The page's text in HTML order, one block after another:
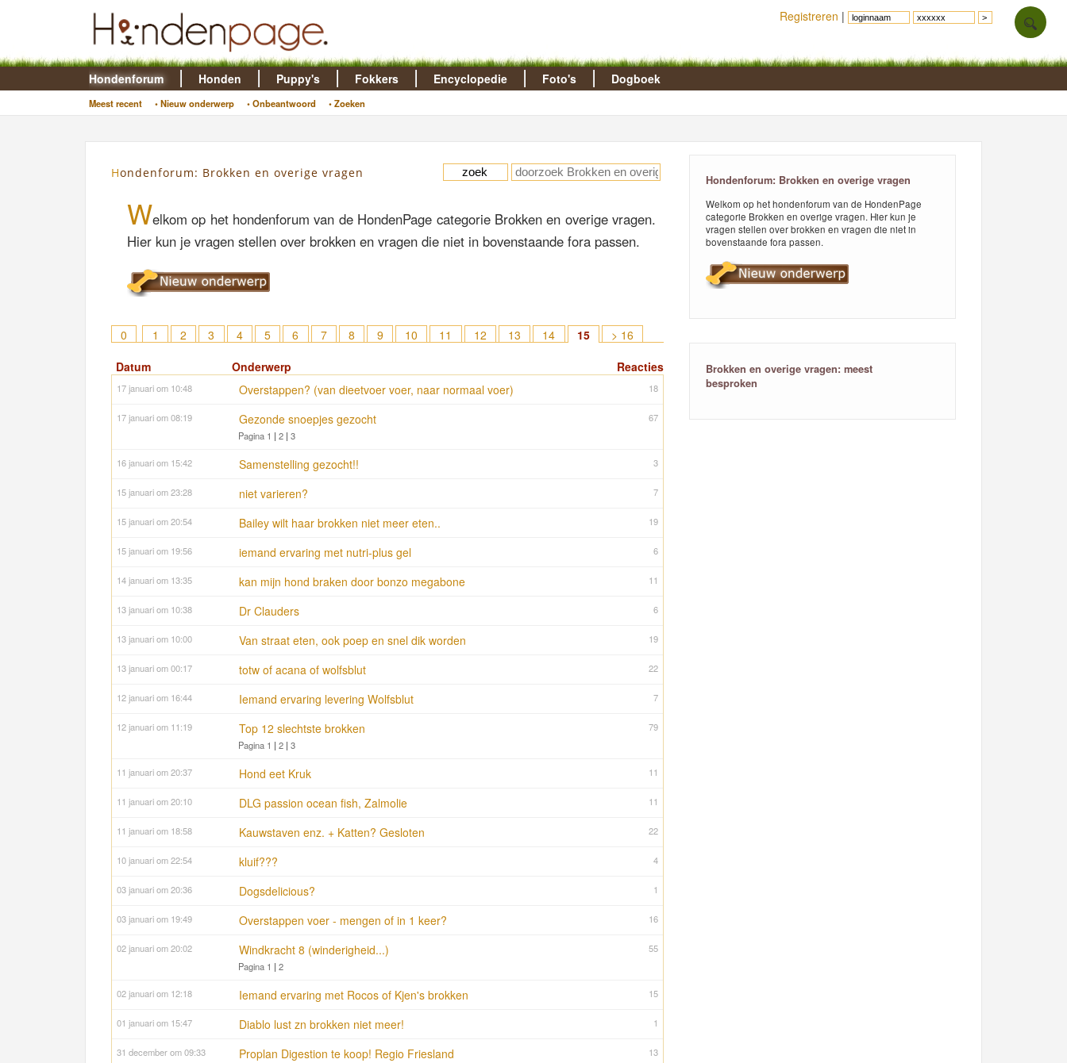
Hondenforum
Meest recent • Nieuw onderwerp • Onbeantwoord • Zoeken
Honden Puppy's Fokkers Encyclopedie Foto's Dogboek
Hondenforum: Brokken en overige vragen
Welkom op het hondenforum van de HondenPage categorie Brokken en overige vragen.
Hier kun je vragen stellen over brokken en vragen die niet in bovenstaande fora passen.
0 1 2 3 4 5 6 7 8 9 10 11 12 13 14 15
> 16
Reacties
Datum Onderwerp
18
17 januari om 10:48 Overstappen? (van dieetvoer voer, naar normaal voer)
67
17 januari om 08:19 Gezonde snoepjes gezocht
Pagina 1 | 2 | 3
3
16 januari om 15:42 Samenstelling gezocht!!
7
15 januari om 23:28 niet varieren?
19
15 januari om 20:54 Bailey wilt haar brokken niet meer eten..
6
15 januari om 19:56 iemand ervaring met nutri-plus gel
11
14 januari om 13:35 kan mijn hond braken door bonzo megabone
6
13 januari om 10:38 Dr Clauders
19
13 januari om 10:00 Van straat eten, ook poep en snel dik worden
22
13 januari om 00:17 totw of acana of wolfsblut
7
12 januari om 16:44 Iemand ervaring levering Wolfsblut
79
12 januari om 11:19 Top 12 slechtste brokken
Pagina 1 | 2 | 3
11
11 januari om 20:37 Hond eet Kruk
11
11 januari om 20:10 DLG passion ocean fish, Zalmolie
22
11 januari om 18:58 Kauwstaven enz. + Katten? Gesloten
4
10 januari om 22:54 kluif???
1
03 januari om 20:36 Dogsdelicious?
16
03 januari om 19:49 Overstappen voer - mengen of in 1 keer?
55
02 januari om 20:02 Windkracht 8 (winderigheid...)
Pagina 1 | 2
15
02 januari om 12:18 Iemand ervaring met Rocos of Kjen's brokken
1
01 januari om 15:47 Diablo lust zn brokken niet meer!
13
31 december om 09:33 Proplan Digestion te koop! Regio Friesland
Hondenforum: Brokken en overige vragen
Welkom op het hondenforum van de HondenPage
categorie Brokken en overige vragen. Hier kun je
vragen stellen over brokken en vragen die niet in
bovenstaande fora passen.
Brokken en overige vragen: meest
besproken
Registreren |